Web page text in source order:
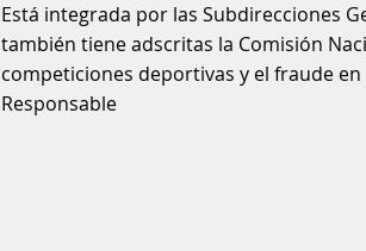
Está integrada por las Subdirecciones
también tiene adscritas la Comisión
competiciones deportivas y el fraude en
Responsable